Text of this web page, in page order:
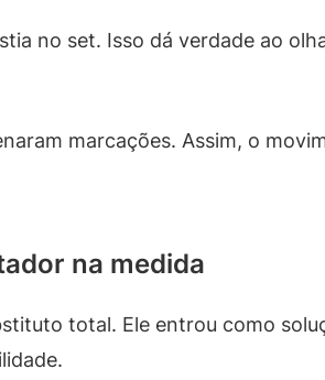
no set. Isso dá verdade ao
marcações. Assim, o
na medida
total. Ele entrou como